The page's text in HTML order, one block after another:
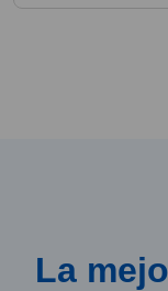
La